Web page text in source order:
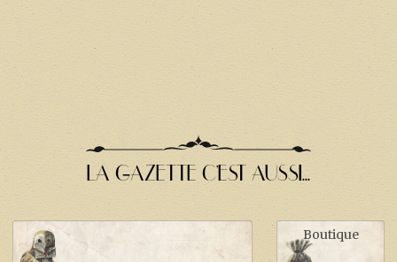
LA GAZETTE C'EST AUSSI...
Boutique